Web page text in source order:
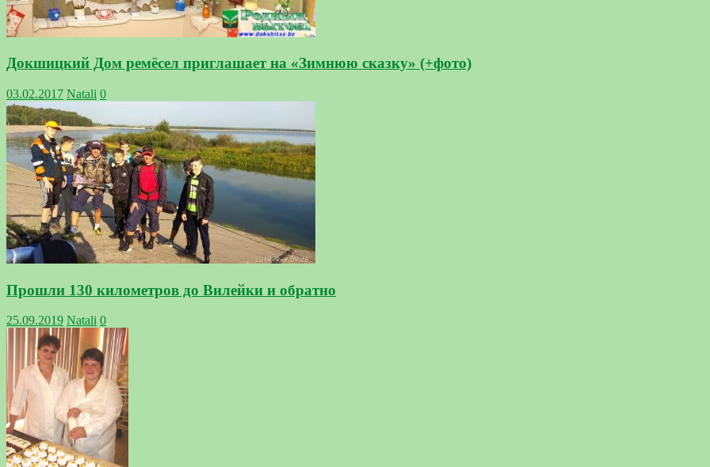
Докшицкий Дом ремёсел приглашает на «Зимнюю сказку» (+фото)
03.02.2017 Natali 0
Прошли 130 километров до Вилейки и обратно
25.09.2019 Natali 0